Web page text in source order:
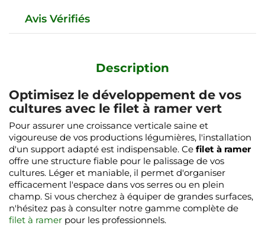
Avis Vérifiés
Description
Optimisez le développement de vos
cultures avec le filet à ramer vert
Pour assurer une croissance verticale saine et
vigoureuse de vos productions légumières, l'installation
d'un support adapté est indispensable. Ce filet à ramer
offre une structure fiable pour le palissage de vos
cultures. Léger et maniable, il permet d'organiser
efficacement l'espace dans vos serres ou en plein
champ. Si vous cherchez à équiper de grandes surfaces,
n'hésitez pas à consulter notre gamme complète de
filet à ramer pour les professionnels.